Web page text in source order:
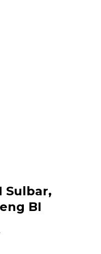
Sulbar,
BI